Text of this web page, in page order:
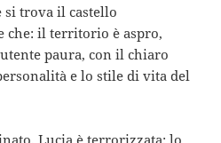
si trova il castello
che: il territorio è aspro,
paura, con il chiaro
e lo stile di vita del
Lucia è terrorizzata; lo